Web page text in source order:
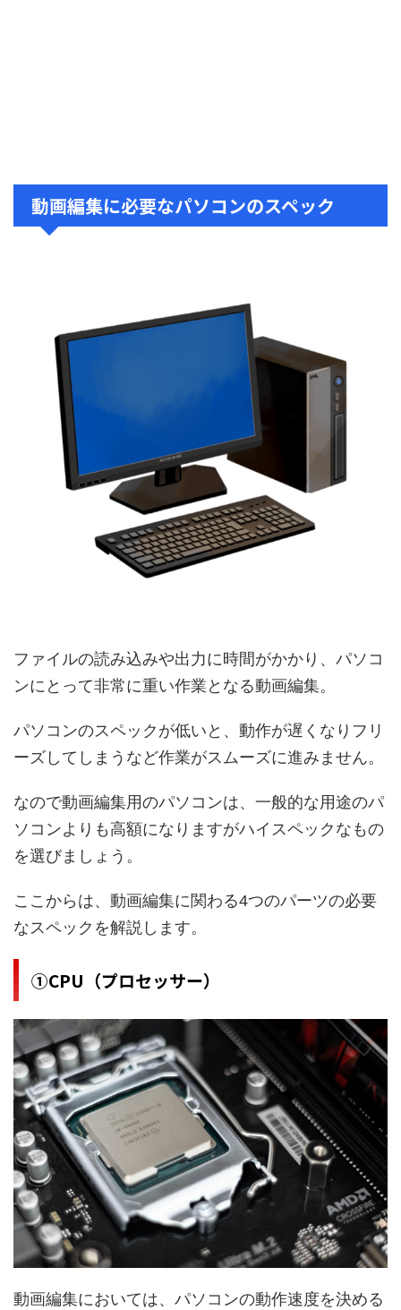
動画編集に必要なパソコンのスペック
ファイルの読み込みや出力に時間がかかり、パソコ
ンにとって非常に重い作業となる動画編集。
パソコンのスペックが低いと、動作が遅くなりフリ
ーズしてしまうなど作業がスムーズに進みません。
なので動画編集用のパソコンは、一般的な用途のパ
ソコンよりも高額になりますがハイスペックなもの
を選びましょう。
ここからは、動画編集に関わる4つのパーツの必要
なスペックを解説します。
①CPU（プロセッサー）
動画編集においては、パソコンの動作速度を決める